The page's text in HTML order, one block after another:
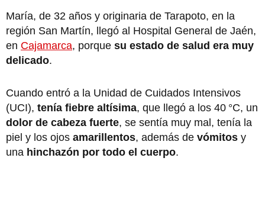
María, de 32 años y originaria de Tarapoto, en la
región San Martín, llegó al Hospital General de Jaén,
en Cajamarca, porque su estado de salud era muy
delicado.
Cuando entró a la Unidad de Cuidados Intensivos
(UCI), tenía fiebre altísima, que llegó a los 40 °C, un
dolor de cabeza fuerte, se sentía muy mal, tenía la
piel y los ojos amarillentos, además de vómitos y
una hinchazón por todo el cuerpo.